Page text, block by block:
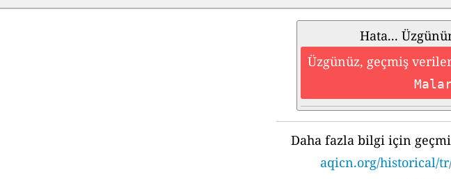
Hata...
Üzgünüz, geçmiş
Daha fazla bilgi için
aqicn.org/historical/